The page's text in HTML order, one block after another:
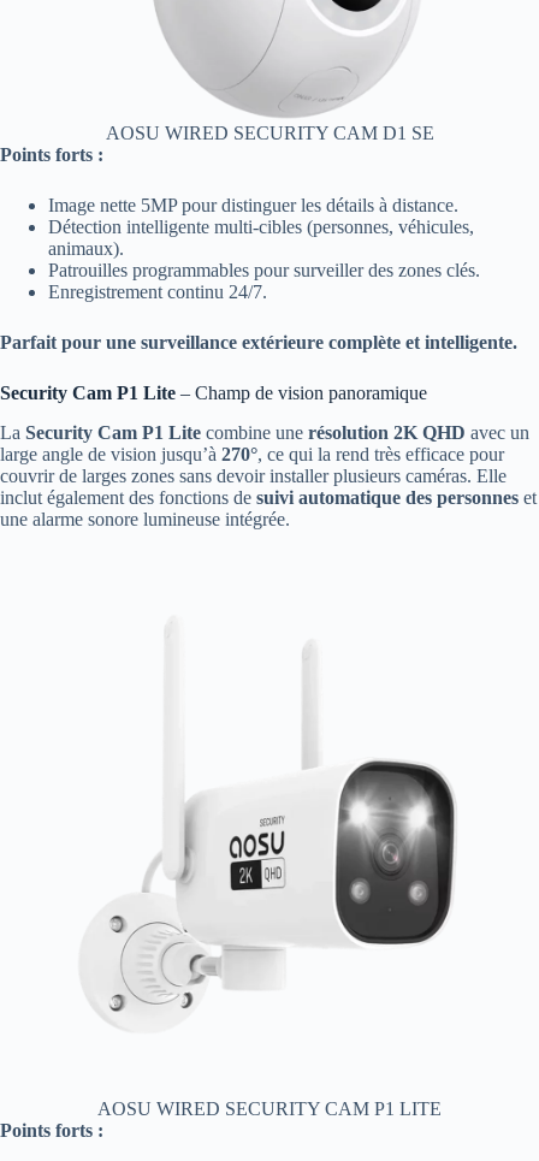
AOSU WIRED SECURITY CAM D1 SE
Points forts :
Image nette 5MP pour distinguer les détails à distance.
Détection intelligente multi‑cibles (personnes, véhicules,
animaux).
Patrouilles programmables pour surveiller des zones clés.
Enregistrement continu 24/7.
Parfait pour une surveillance extérieure complète et intelligente.
Security Cam P1 Lite – Champ de vision panoramique
La Security Cam P1 Lite combine une résolution 2K QHD avec un
large angle de vision jusqu’à 270°, ce qui la rend très efficace pour
couvrir de larges zones sans devoir installer plusieurs caméras. Elle
inclut également des fonctions de suivi automatique des personnes et
une alarme sonore lumineuse intégrée.
AOSU WIRED SECURITY CAM P1 LITE
Points forts :